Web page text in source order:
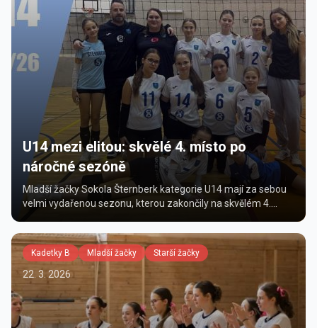
U14 mezi elitou: skvělé 4. místo po
náročné sezóně
Mladší žačky Sokola Šternberk kategorie U14 mají za sebou
velmi vydařenou sezonu, kterou zakončily na skvělém 4.
dokázaly dr...
Kadetky B Mladší žačky Starší žačky
22. 3. 2026